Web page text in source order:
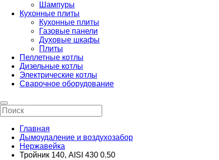
Шампуры
Кухонные плиты
Кухонные плиты
Газовые панели
Духовые шкафы
Плиты
Пеллетные котлы
Дизельные котлы
Электрические котлы
Сварочное оборудование
Главная
Дымоудаление и воздухозабор
Нержавейка
Тройник 140, AISI 430 0.50